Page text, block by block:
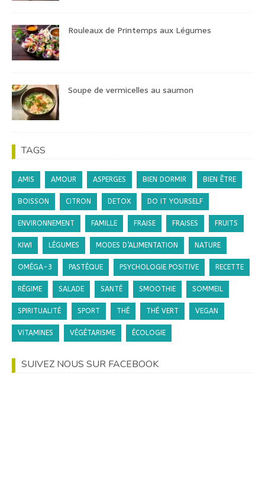
Rouleaux de Printemps aux Légumes
Soupe de vermicelles au saumon
TAGS
AMIS AMOUR ASPERGES BIEN DORMIR BIEN ÊTRE
BOISSON CITRON DETOX DO IT YOURSELF
ENVIRONNEMENT FAMILLE FRAISE FRAISES FRUITS
KIWI LÉGUMES MODES D’ALIMENTATION NATURE
OMÉGA-3 PASTÈQUE PSYCHOLOGIE POSITIVE RECETTE
RÉGIME SALADE SANTÉ SMOOTHIE SOMMEIL
SPIRITUALITÉ SPORT THÉ THÉ VERT VEGAN
VITAMINES VÉGÉTARISME ÉCOLOGIE
SUIVEZ NOUS SUR FACEBOOK